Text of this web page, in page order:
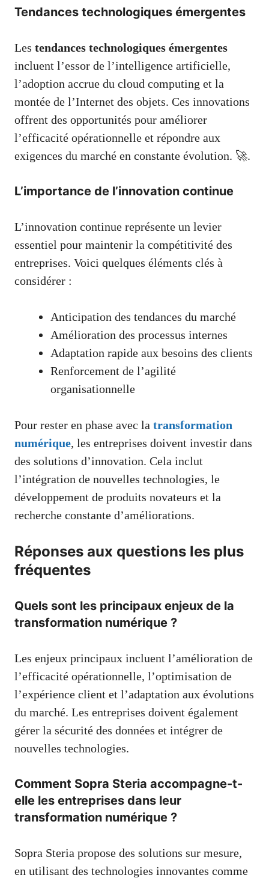
Tendances technologiques émergentes
Les tendances technologiques émergentes
incluent l’essor de l’intelligence artificielle,
l’adoption accrue du cloud computing et la
montée de l’Internet des objets. Ces innovations
offrent des opportunités pour améliorer
l’efficacité opérationnelle et répondre aux
exigences du marché en constante évolution. 🚀.
L’importance de l’innovation continue
L’innovation continue représente un levier
essentiel pour maintenir la compétitivité des
entreprises. Voici quelques éléments clés à
considérer :
Anticipation des tendances du marché
Amélioration des processus internes
Adaptation rapide aux besoins des clients
Renforcement de l’agilité
organisationnelle
Pour rester en phase avec la transformation
numérique, les entreprises doivent investir dans
des solutions d’innovation. Cela inclut
l’intégration de nouvelles technologies, le
développement de produits novateurs et la
recherche constante d’améliorations.
Réponses aux questions les plus
fréquentes
Quels sont les principaux enjeux de la
transformation numérique ?
Les enjeux principaux incluent l’amélioration de
l’efficacité opérationnelle, l’optimisation de
l’expérience client et l’adaptation aux évolutions
du marché. Les entreprises doivent également
gérer la sécurité des données et intégrer de
nouvelles technologies.
Comment Sopra Steria accompagne-t-
elle les entreprises dans leur
transformation numérique ?
Sopra Steria propose des solutions sur mesure,
en utilisant des technologies innovantes comme